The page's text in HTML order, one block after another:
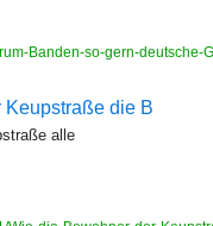
Banden-so-gern-
Keupstraße die B
alle